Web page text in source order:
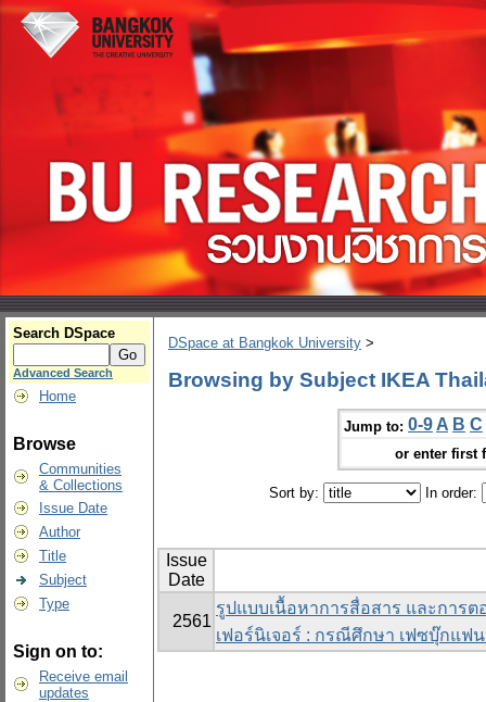
Search DSpace
Advanced Search
Home
Browse
Communities
& Collections
Issue Date
Author
Title
Subject
Type
Sign on to:
Receive email
updates
DSpace at Bangkok University >
Browsing by Subject IKEA
Jump to: 0-9 A B C
or enter first
Sort by: In order:
Issue
Date
2561
รูปแบบเนื้อหาการสื่อสาร และการ
เฟอร์นิเจอร์ : กรณีศึกษา เฟซบุ๊กแฟน